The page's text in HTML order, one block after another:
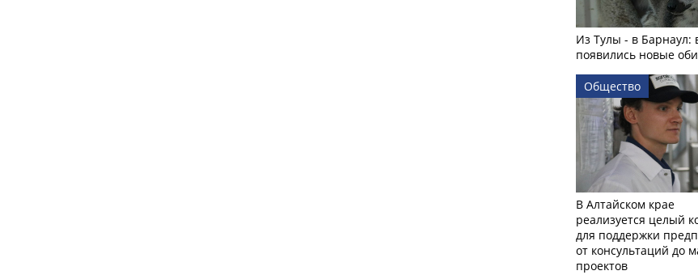
Из Тулы - в Барнаул:
появились новые
Общество
В Алтайском крае
реализуется целый
для поддержки
от консультаций до
проектов